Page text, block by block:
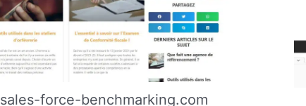
sales-force-benchmarking.com